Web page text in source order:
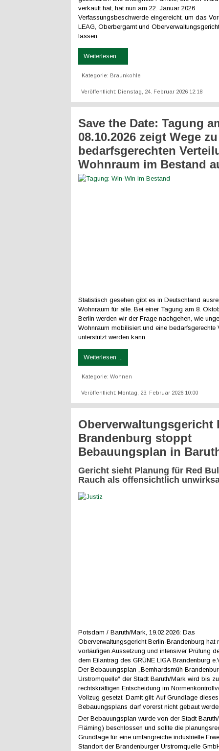
verkauft hat, hat nun am 22. Januar 2026
Verfassungsbeschwerde eingereicht, um das
LEAG, Oberbergamt und
lassen.
Weiterlesen ...
Kategorie: Braunkohle
Veröffentlicht: Dienstag, 24. Februar 2026 12:18
Save the Date: Tagung
08.10.2026 zeigt Wege
bedarfsgerechten
Wohnraum im Bestand
Statistisch gesehen gibt es in Deutschland
Wohnraum für alle. Bei einer Tagung am 8.
Berlin werden wir der Frage nachgehen, wie
Wohnraum mobilisiert und eine bedarfsgerechte
unterstützt werden kann.
Weiterlesen ...
Kategorie: Wohnen
Veröffentlicht: Montag, 23. Februar 2026 10:00
Oberverwaltungsgericht
Brandenburg stoppt
Bebauungsplan in
Gericht sieht Planung für Red
Rauch als offensichtlich
Potsdam / Baruth/Mark, 19.02.2026: Das
Oberverwaltungsgericht Berlin-Brandenburg hat
vorläufigen Aussetzung und intensiver Prüfung
dem Eilantrag des GRÜNE LIGA Brandenburg
Der Bebauungsplan „Bernhardsmüh
Urstromquelle“ der Stadt Baruth/Mark wird bis
rechtskräftigen Entscheidung im
Vollzug gesetzt. Damit gilt: Auf Grundlage dieses
Bebauungsplans darf vorerst nicht gebaut
Der Bebauungsplan wurde von der Stadt
Fläming) beschlossen und sollte die
Grundlage für eine umfangreiche industrielle
Standort der Brandenburger Urstromquelle